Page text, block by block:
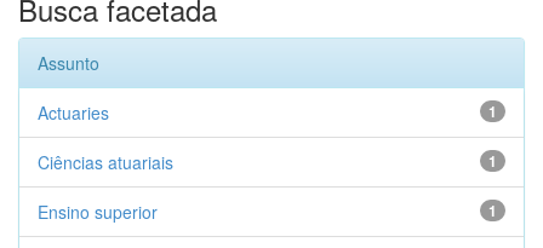
Busca facetada
Assunto
1
Actuaries
1
Ciências atuariais
1
Ensino superior